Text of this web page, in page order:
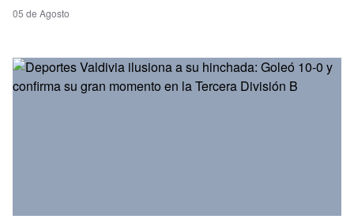
05 de Agosto